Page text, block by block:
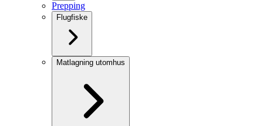
Prepping
Flugfiske
Matlagning utomhus